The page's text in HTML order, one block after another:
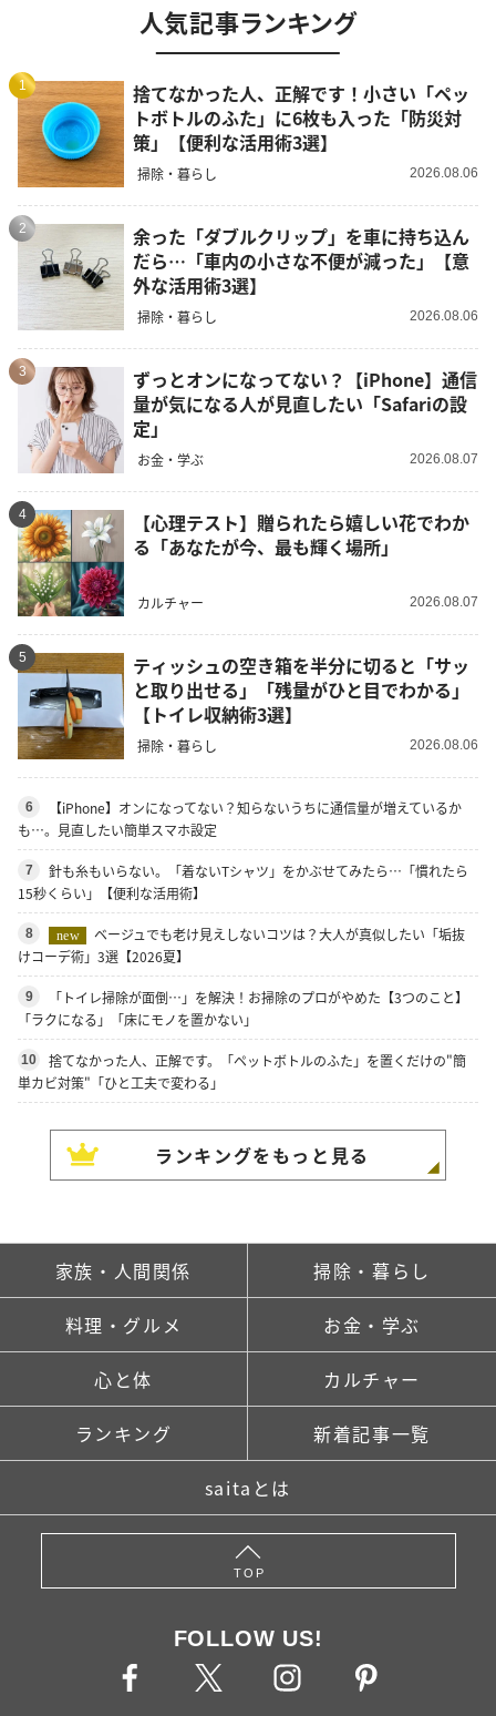
人気記事ランキング
1
捨てなかった人、正解です！小さい「ペッ
トボトルのふた」に6枚も入った「防災対
策」【便利な活用術3選】
掃除・暮らし 2026.08.06
2
余った「ダブルクリップ」を車に持ち込ん
だら…「車内の小さな不便が減った」【意
外な活用術3選】
掃除・暮らし 2026.08.06
3
ずっとオンになってない？【iPhone】通信
量が気になる人が見直したい「Safariの設
定」
お金・学ぶ 2026.08.07
4
【心理テスト】贈られたら嬉しい花でわか
る「あなたが今、最も輝く場所」
カルチャー 2026.08.07
5
ティッシュの空き箱を半分に切ると「サッ
と取り出せる」「残量がひと目でわかる」
【トイレ収納術3選】
掃除・暮らし 2026.08.06
6
【iPhone】オンになってない？知らないうちに通信量が増えているか
も…。見直したい簡単スマホ設定
7
針も糸もいらない。「着ないTシャツ」をかぶせてみたら…「慣れたら
15秒くらい」【便利な活用術】
8 new
ベージュでも老け見えしないコツは？大人が真似したい「垢抜
けコーデ術」3選【2026夏】
9
「トイレ掃除が面倒…」を解決！お掃除のプロがやめた【3つのこと】
「ラクになる」「床にモノを置かない」
10
捨てなかった人、正解です。「ペットボトルのふた」を置くだけの"簡
単カビ対策"「ひと工夫で変わる」
ランキングをもっと見る
家族・人間関係 掃除・暮らし
料理・グルメ お金・学ぶ
心と体 カルチャー
ランキング 新着記事一覧
saitaとは
TOP
FOLLOW US!